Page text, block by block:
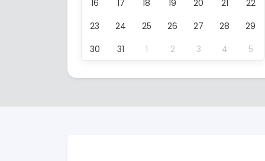
16
17 18 19 20 21
22
23
24 25 26 27 28
29
30
31 1 2 3 4 5